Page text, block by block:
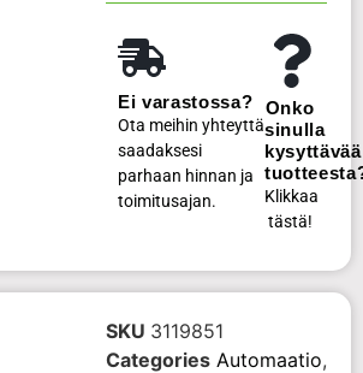
Ei varastossa?
Ota meihin yhteyttä
saadaksesi
parhaan hinnan ja
toimitusajan.
Onko
sinulla
kysyttävää
Klikkaa
tästä!
SKU 3119851
Categories Automaatio,